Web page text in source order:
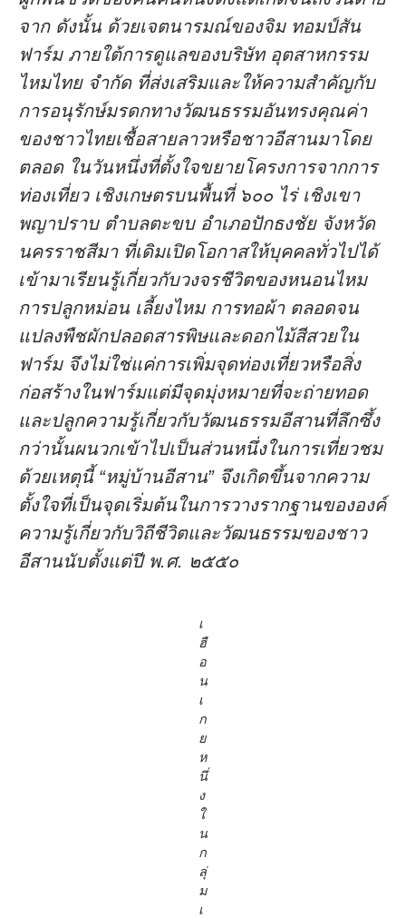
จาก ดังนั้น ด้วยเจตนารมณ์ของจิม ทอมป์สัน
ฟาร์ม ภายใต้การดูแลของบริษัท อุตสาหกรรม
ไหมไทย จํากัด ที่ส่งเสริมและให้ความสําคัญกับ
การอนุรักษ์มรดกทางวัฒนธรรมอันทรงคุณค่า
ของชาวไทยเชื้อสายลาวหรือชาวอีสานมาโดย
ตลอด ในวันหนึ่งที่ตั้งใจขยายโครงการจากการ
ท่องเที่ยว เชิงเกษตรบนพื้นที่ ๖๐๐ ไร่ เชิงเขา
พญาปราบ ตําบลตะขบ อําเภอปักธงชัย จังหวัด
นครราชสีมา ที่เดิมเปิดโอกาสให้บุคคลทั่วไปได้
เข้ามาเรียนรู้เกี่ยวกับวงจรชีวิตของหนอนไหม
การปลูกหม่อน เลี้ยงไหม การทอผ้า ตลอดจน
แปลงพืชผักปลอดสารพิษและดอกไม้สีสวยใน
ฟาร์ม จึงไม่ใช่แค่การเพิ่มจุดท่องเที่ยวหรือสิ่ง
ก่อสร้างในฟาร์มแต่มีจุดมุ่งหมายที่จะถ่ายทอด
และปลูกความรู้เกี่ยวกับวัฒนธรรมอีสานที่ลึกซึ้ง
กว่านั้นผนวกเข้าไปเป็นส่วนหนึ่งในการเที่ยวชม
ด้วยเหตุนี้ “หมู่บ้านอีสาน” จึงเกิดขึ้นจากความ
ตั้งใจที่เป็นจุดเริ่มต้นในการวางรากฐานขององค์
ความรู้เกี่ยวกับวิถีชีวิตและวัฒนธรรมของชาว
อีสานนับตั้งแต่ปี พ.ศ. ๒๕๕๐
เ
ฮื
อ
น
เ
ก
ย
ห
นึ่
ง
ใ
น
ก
ลุ่
ม
เ